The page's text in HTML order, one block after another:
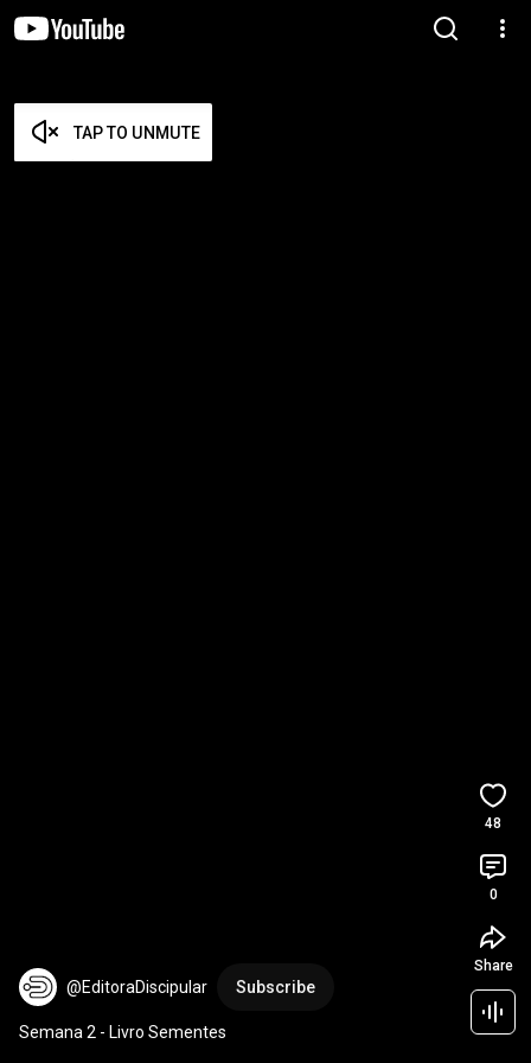
TAP TO UNMUTE
@EditoraDiscipular Subscribe
Semana 2 - Livro Sementes
48
0
Share